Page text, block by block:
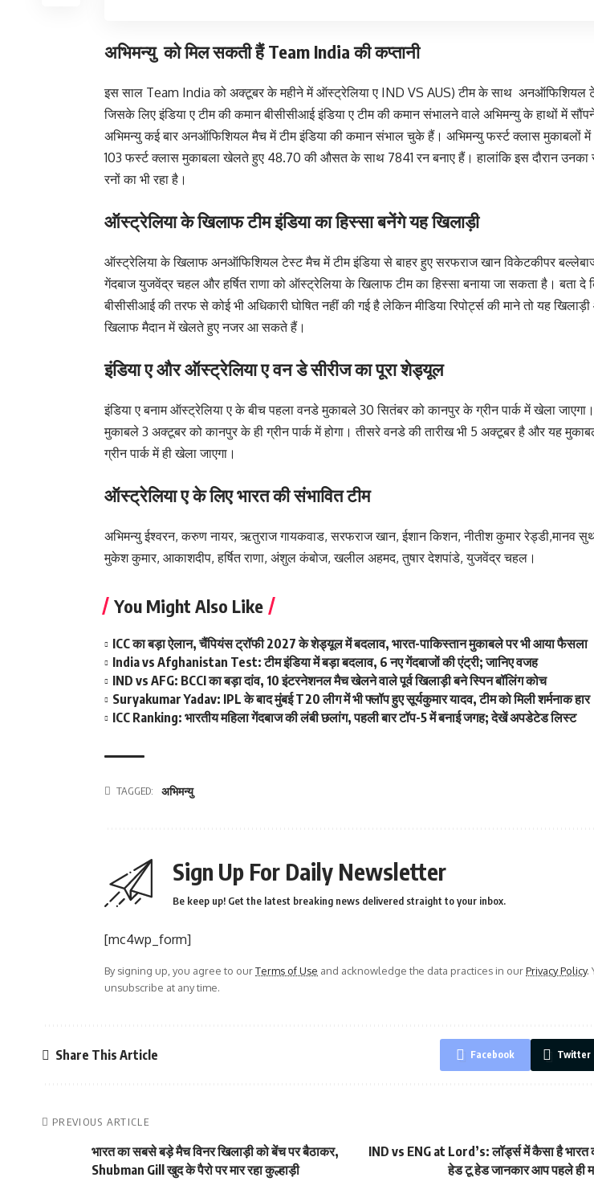
अभिमन्यु को मिल सकती हैं Team India की कप्तानी
इस साल Team India को अक्टूबर के महीने में ऑस्ट्रेलिया ए IND VS AUS) टीम के साथ अनऑफिशियल
जिसके लिए इंडिया ए टीम की कमान बीसीसीआई इंडिया ए टीम की कमान संभालने वाले अभिमन्यु के हाथों में
अभिमन्यु कई बार अनऑफिशियल मैच में टीम इंडिया की कमान संभाल चुके हैं। अभिमन्यु फर्स्ट क्लास मुकाबलों
103 फर्स्ट क्लास मुकाबला खेलते हुए 48.70 की औसत के साथ 7841 रन बनाए हैं। हालांकि इस दौरान उनका
रनों का भी रहा है।
ऑस्ट्रेलिया के खिलाफ टीम इंडिया का हिस्सा बनेंगे यह खिलाड़ी
ऑस्ट्रेलिया के खिलाफ अनऑफिशियल टेस्ट मैच में टीम इंडिया से बाहर हुए सरफराज खान विकेटकीपर
गेंदबाज युजवेंद्र चहल और हर्षित राणा को ऑस्ट्रेलिया के खिलाफ टीम का हिस्सा बनाया जा सकता है। बता दे
बीसीसीआई की तरफ से कोई भी अधिकारी घोषित नहीं की गई है लेकिन मीडिया रिपोर्ट्स की माने तो यह
खिलाफ मैदान में खेलते हुए नजर आ सकते हैं।
इंडिया ए और ऑस्ट्रेलिया ए वन डे सीरीज का पूरा शेड्यूल
इंडिया ए बनाम ऑस्ट्रेलिया ए के बीच पहला वनडे मुकाबले 30 सितंबर को कानपुर के ग्रीन पार्क में खेला
मुकाबले 3 अक्टूबर को कानपुर के ही ग्रीन पार्क में होगा। तीसरे वनडे की तारीख भी 5 अक्टूबर है और यह
ग्रीन पार्क में ही खेला जाएगा।
ऑस्ट्रेलिया ए के लिए भारत की संभावित टीम
अभिमन्यु ईश्वरन, करुण नायर, ऋतुराज गायकवाड, सरफराज खान, ईशान किशन, नीतीश कुमार रेड्डी,मानव
मुकेश कुमार, आकाशदीप, हर्षित राणा, अंशुल कंबोज, खलील अहमद, तुषार देशपांडे, युजवेंद्र चहल।
You Might Also Like
ICC का बड़ा ऐलान, चैंपियंस ट्रॉफी 2027 के शेड्यूल में बदलाव, भारत-पाकिस्तान मुकाबले पर भी आया फैसला
India vs Afghanistan Test: टीम इंडिया में बड़ा बदलाव, 6 नए गेंदबाजों की एंट्री; जानिए वजह
IND vs AFG: BCCI का बड़ा दांव, 10 इंटरनेशनल मैच खेलने वाले पूर्व खिलाड़ी बने स्पिन बॉलिंग कोच
Suryakumar Yadav: IPL के बाद मुंबई T20 लीग में भी फ्लॉप हुए सूर्यकुमार यादव, टीम को मिली शर्मनाक हार
ICC Ranking: भारतीय महिला गेंदबाज की लंबी छलांग, पहली बार टॉप-5 में बनाई जगह; देखें अपडेटेड लिस्ट
TAGGED: अभिमन्यु
Sign Up For Daily Newsletter
Be keep up! Get the latest breaking news delivered straight to your inbox.
[mc4wp_form]
By signing up, you agree to ourTerms of Use and acknowledge the data practices in ourPrivacy Policy.
unsubscribe at any time.
Share This Article Facebook Twitter
PREVIOUS ARTICLE
भारत का सबसे बड़े मैच विनर खिलाड़ी को बेंच पर बैठाकर,
Shubman Gill खुद के पैरो पर मार रहा कुल्हाड़ी
IND vs ENG at Lord’s: लॉर्ड्स में कैसा है भारत
हेड टू हेड जानकार आप पहले ही